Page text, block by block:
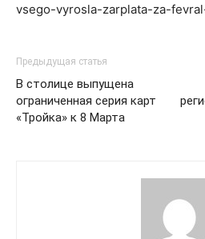
vsego-vyrosla-zarplata-za-
Предыдущая статья
В столице выпущена
ограниченная серия карт
«Тройка» к 8 Марта